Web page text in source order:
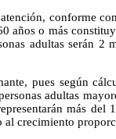
conforme
años o más
adultas serán 2
pues según
adultas
más del
al crecimiento